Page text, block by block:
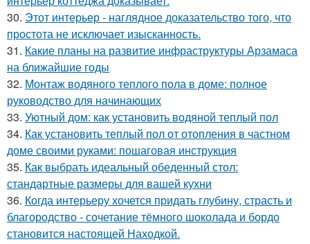
30. Этот интерьер - наглядное доказательство того, что
простота не исключает изысканность.
31. Какие планы на развитие инфраструктуры Арзамаса
на ближайшие годы
32. Монтаж водяного теплого пола в доме: полное
руководство для начинающих
33. Уютный дом: как установить водяной теплый пол
34. Как установить теплый пол от отопления в частном
доме своими руками: пошаговая инструкция
35. Как выбрать идеальный обеденный стол:
стандартные размеры для вашей кухни
36. Когда интерьеру хочется придать глубину, страсть и
благородство - сочетание тёмного шоколада и бордо
становится настоящей Находкой.